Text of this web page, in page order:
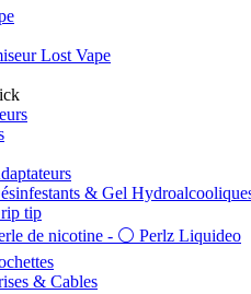
Lost Vape
& Gel
tip
de nicotine - ⚪️ Perlz Liquideo
& Cables